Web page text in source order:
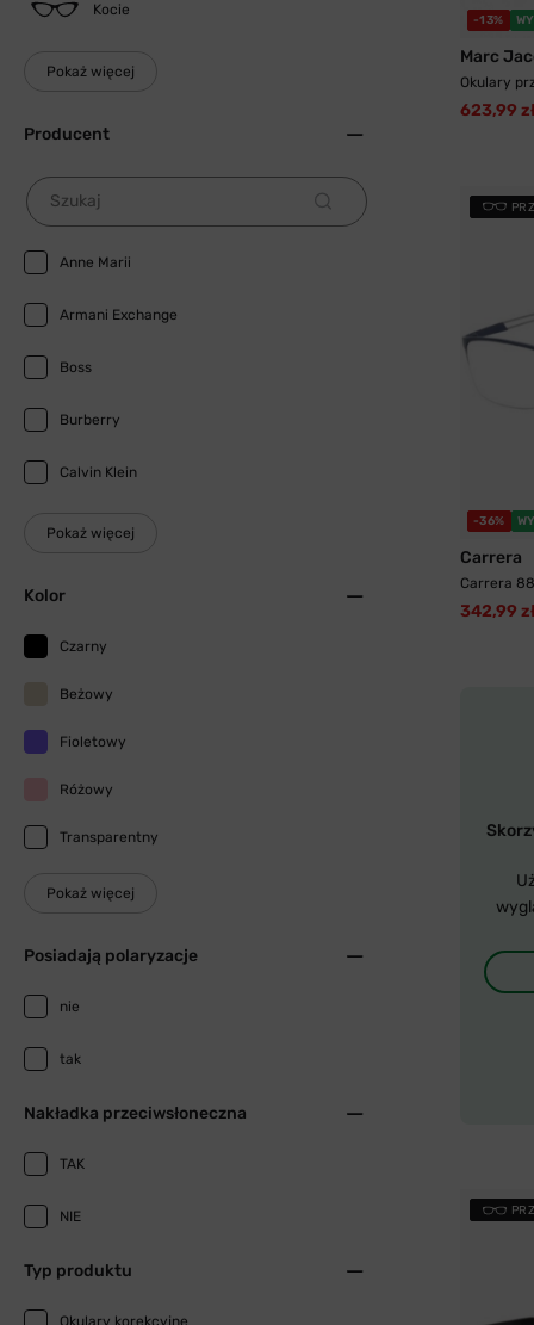
Kocie
Pokaż więcej
Producent
Szukaj
Anne Marii
Armani Exchange
Boss
Burberry
Calvin Klein
Pokaż więcej
Kolor
Czarny
Beżowy
Fioletowy
Różowy
Transparentny
Pokaż więcej
Posiadają polaryzacje
nie
tak
Nakładka przeciwsłoneczna
TAK
NIE
Typ produktu
Okulary korekcyjne
-13%
Marc
Okulary
623,99 zł
-36%
Carrera
Carrera
342,99 zł